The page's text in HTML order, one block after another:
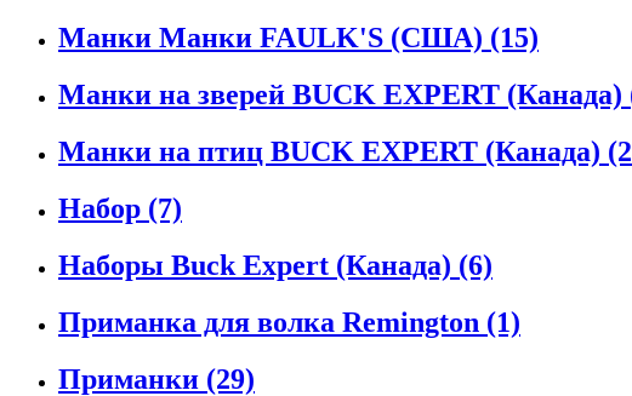
Манки Манки FAULK'S (США) (15)
Манки на зверей BUCK EXPERT (Канада)
Манки на птиц BUCK EXPERT (Канада)
Набор (7)
Наборы Buck Expert (Канада) (6)
Приманка для волка Remington (1)
Приманки (29)